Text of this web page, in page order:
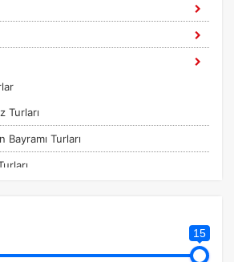
belirleyin.
HER ZAMAN AKTIF
güvenlik ve temel site işlevleri için
olmadan site düzgün çalışmaz ve
Turları
Bayramı Turları
Turları
15